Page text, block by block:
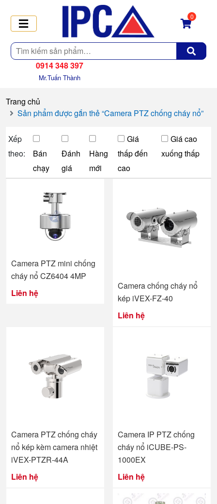
Tìm
kiếm
0
0914 348 397
Mr.Tuấn Thành
Trang chủ
Sản phẩm được gắn thẻ “Camera PTZ chống cháy nổ”
Xếp
theo:
Bán
chạy
Đánh
giá
Hàng
mới
Giá
thấp đến
cao
Giá cao
xuống thấp
Camera PTZ mini chống
cháy nổ CZ6404 4MP
Liên hệ
Camera chống cháy nổ
kép iVEX-FZ-40
Liên hệ
Camera PTZ chống cháy
nổ kép kèm camera nhiệt
iVEX-PTZR-44A
Liên hệ
Camera IP PTZ chống
cháy nổ iCUBE-PS-
1000EX
Liên hệ